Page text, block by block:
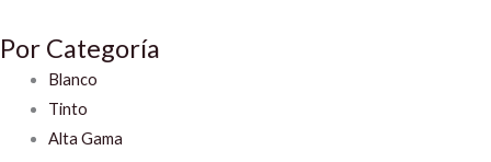
Por Categoría
Blanco
Tinto
Alta Gama